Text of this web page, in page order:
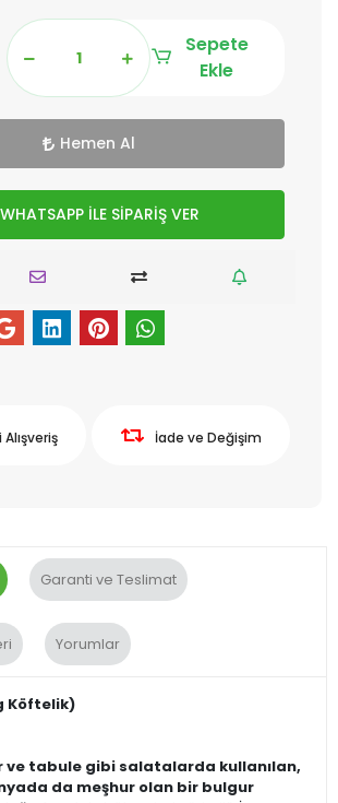
Sepete
Ekle
Hemen Al
WHATSAPP İLE SİPARİŞ VER
İade ve Değişim
Garanti ve Teslimat
Yorumlar
Köftelik)
ve tabule gibi salatalarda kullanılan,
da meşhur olan bir bulgur